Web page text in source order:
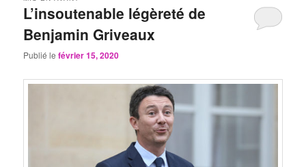
L’insoutenable légèreté de
Benjamin Griveaux
Publié lefévrier 15, 2020